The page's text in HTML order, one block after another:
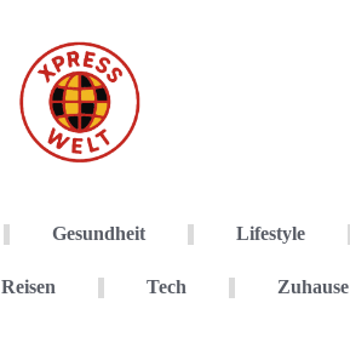
Gesundheit Lifestyle
Reisen Tech Zuhause